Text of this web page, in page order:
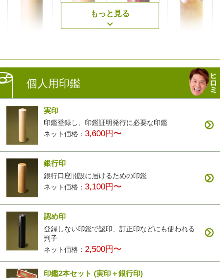
もっと見る
黒檀
カラフル印鑑
4,200円〜 2,500円〜
彩華(ブラウン)
個人用印鑑
実印
印鑑登録し、印鑑証明発行に必要な印鑑
ネット価格：3,600円〜
銀行印
銀行口座開設に届けるための印鑑
ネット価格：3,100円〜
認め印
登録しない印鑑で認印、訂正印などにも使われる
判子
ネット価格： 2,500円〜
印鑑2本セット(実印＋銀行印)